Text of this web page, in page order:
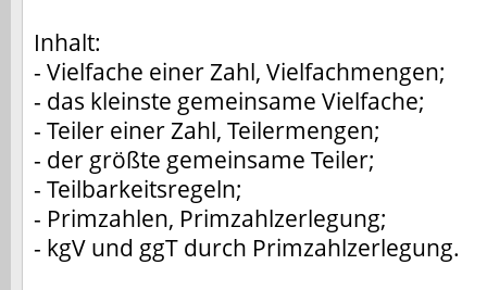
Inhalt:
- Vielfache einer Zahl, Vielfachmengen;
- das kleinste gemeinsame Vielfache;
- Teiler einer Zahl, Teilermengen;
- der größte gemeinsame Teiler;
- Teilbarkeitsregeln;
- Primzahlen, Primzahlzerlegung;
- kgV und ggT durch Primzahlzerlegung.